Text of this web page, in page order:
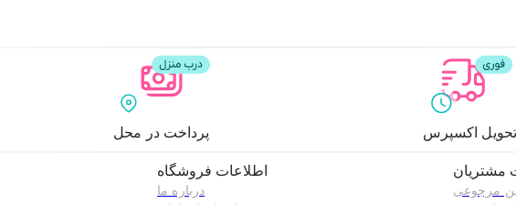
پرداخت در محل تحویل اکسپرس
اطلاعات فروشگاه
درباره ما
مشتریان
مرجوعی